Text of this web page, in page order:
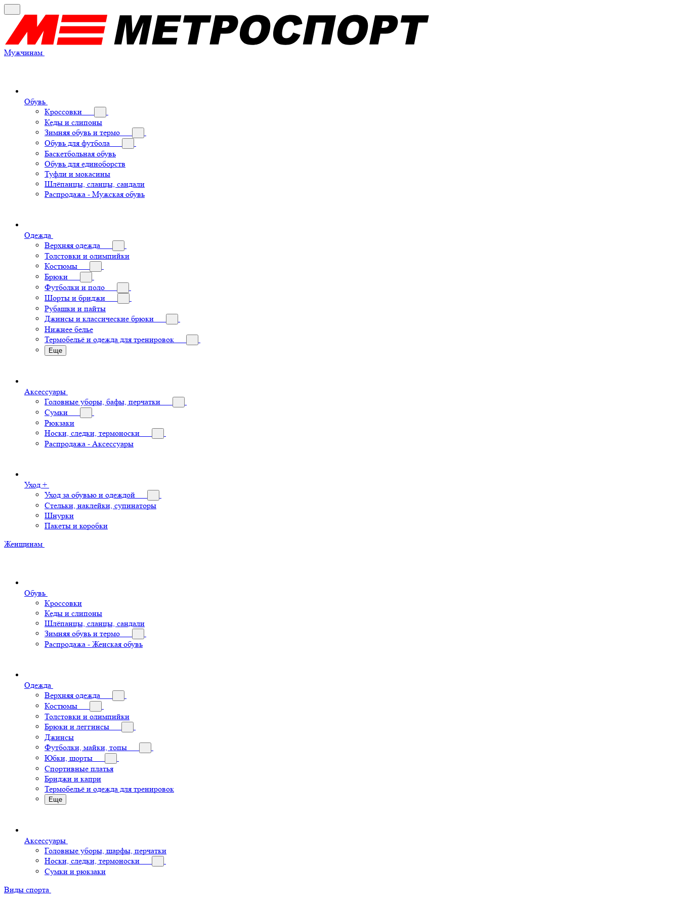
Мужчинам
Обувь
Кроссовки
Кеды и слипоны
Зимняя обувь и термо
Обувь для футбола
Баскетбольная обувь
Обувь для единоборств
Туфли и мокасины
Шлёпанцы, сланцы, сандали
Распродажа - Мужская обувь
Одежда
Верхняя одежда
Толстовки и олимпийки
Костюмы
Брюки
Футболки и поло
Шорты и бриджи
Рубашки и пайты
Джинсы и классические брюки
Нижнее белье
Термобельё и одежда для тренировок
Еще
Аксессуары
Головные уборы, бафы, перчатки
Сумки
Рюкзаки
Носки, следки, термоноски
Распродажа - Аксессуары
Уход +
Уход за обувью и одеждой
Стельки, наклейки, супинаторы
Шнурки
Пакеты и коробки
Женщинам
Обувь
Кроссовки
Кеды и слипоны
Шлёпанцы, сланцы, сандали
Зимняя обувь и термо
Распродажа - Женская обувь
Одежда
Верхняя одежда
Костюмы
Толстовки и олимпийки
Брюки и леггинсы
Джинсы
Футболки, майки, топы
Юбки, шорты
Спортивные платья
Бриджи и капри
Термобельё и одежда для тренировок
Еще
Аксессуары
Головные уборы, шарфы, перчатки
Носки, следки, термоноски
Сумки и рюкзаки
Виды спорта